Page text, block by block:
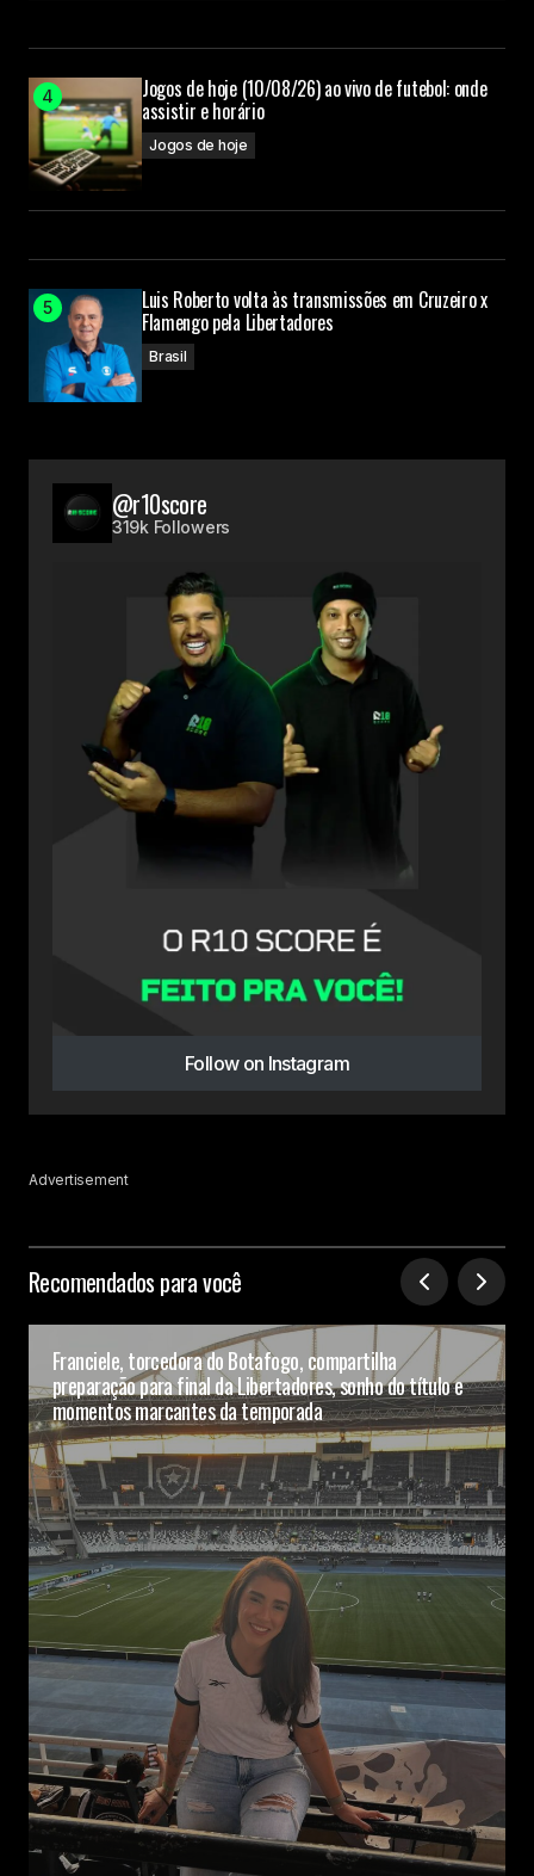
Jogos de hoje (10/08/26) ao vivo de futebol: onde
assistir e horário
Jogos de hoje
Luis Roberto volta às transmissões em Cruzeiro x
Flamengo pela Libertadores
Brasil
@r10score
319k Followers
Follow on Instagram
Advertisement
Recomendados para você
Franciele, torcedora do Botafogo, compartilha
preparação para final da Libertadores, sonho do título e
momentos marcantes da temporada